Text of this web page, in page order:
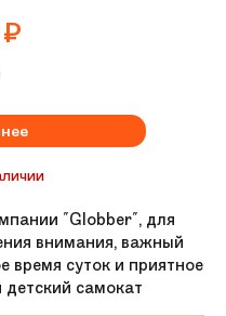
₽
"Globber", для
внимания, важный
время суток и приятное
самокат